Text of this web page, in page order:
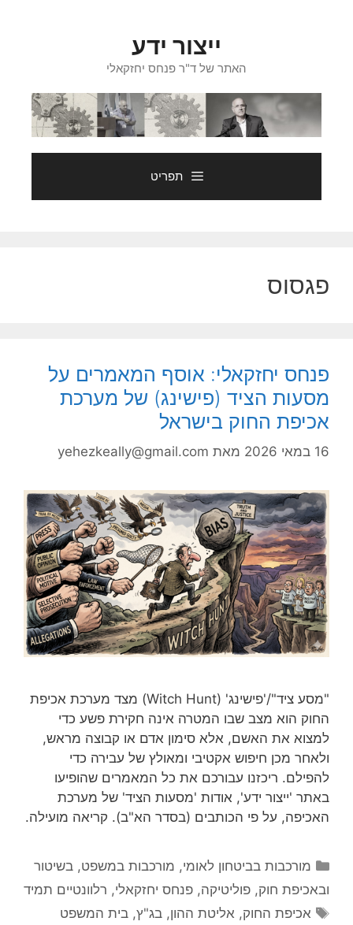
ייצור ידע
האתר של ד"ר פנחס יחזקאלי
תפריט
פגסוס
פנחס יחזקאלי: אוסף המאמרים על
מסעות הציד (פישינג) של מערכת
אכיפת החוק בישראל
16 במאי 2026 מאת yehezkeally@gmail.com
"מסע ציד"/'פישינג' (Witch Hunt) מצד מערכת אכיפת
החוק הוא מצב שבו המטרה אינה חקירת פשע כדי
למצוא את האשם, אלא סימון אדם או קבוצה מראש,
ולאחר מכן חיפוש אקטיבי ומאולץ של עבירה כדי
להפילם. ריכזנו עבורכם את כל המאמרים שהופיעו
באתר 'ייצור ידע', אודות 'מסעות הציד' של מערכת
האכיפה, על פי הכותבים (בסדר הא"ב). קריאה מועילה.
קטגוריות
מורכבות בביטחון לאומי, מורכבות במשפט, בשיטור
ובאכיפת חוק, פוליטיקה, פנחס יחזקאלי, רלוונטיים תמיד
תגיות
אכיפת החוק, אליטת ההון,בג"ץ,בית המשפט